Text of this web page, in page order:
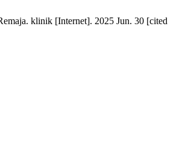
klinik [Internet]. 2025 Jun. 30 [cited